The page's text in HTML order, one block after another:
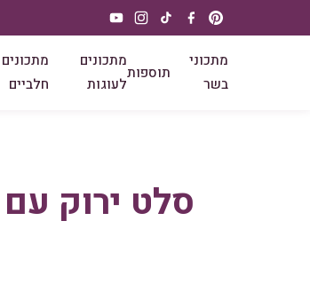
מתכוני
בשר
תוספות
מתכונים
לעוגות
מתכונים
חלביים
סלט ירוק